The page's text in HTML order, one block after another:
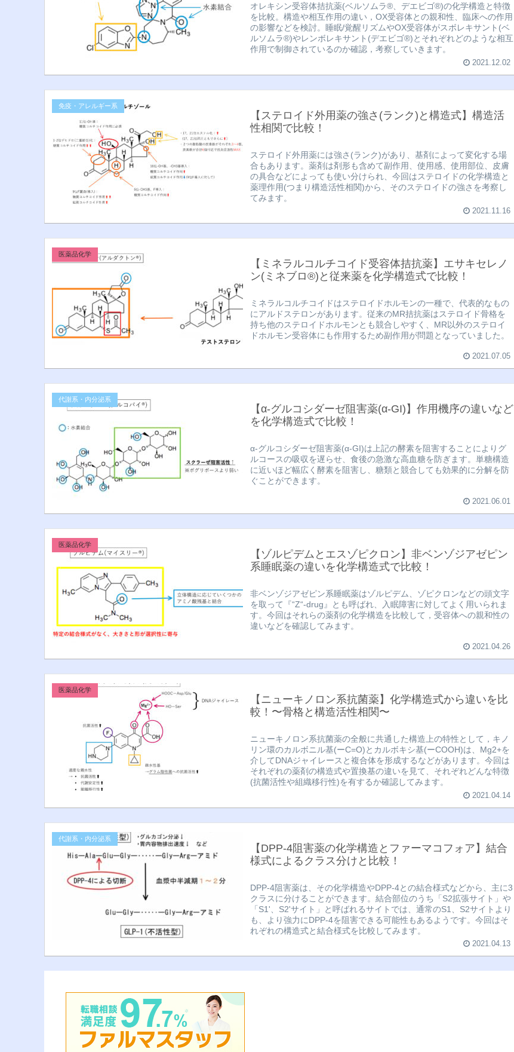
オレキシン受容体拮抗薬(ベルソムラ®︎、デエビゴ®︎)の化学構造と特徴
を比較。構造や相互作用の違い，OX受容体との親和性、臨床への作用
の影響などを検討。睡眠/覚醒リズムやOX受容体がスボレキサント(ベ
ルソムラ®︎)やレンボレキサント(デエビゴ®︎)とそれぞれどのような相互
作用で制御されているのか確認，考察していきます。
2021.12.02
免疫・アレルギー系
【ステロイド外用薬の強さ(ランク)と構造式】構造活
性相関で比較！
ステロイド外用薬には強さ(ランク)があり、基剤によって変化する場
合もあります。薬剤は剤形も含めて副作用、使用感、使用部位、皮膚
の具合などによっても使い分けられ、今回はステロイドの化学構造と
薬理作用(つまり構造活性相関)から、そのステロイドの強さを考察し
てみます。
2021.11.16
医薬品化学
【ミネラルコルチコイド受容体拮抗薬】エサキセレノ
ン(ミネブロ®︎)と従来薬を化学構造式で比較！
ミネラルコルチコイドはステロイドホルモンの一種で、代表的なもの
にアルドステロンがあります。従来のMR拮抗薬はステロイド骨格を
持ち他のステロイドホルモンとも競合しやすく、MR以外のステロイ
ドホルモン受容体にも作用するため副作用が問題となっていました。
2021.07.05
代謝系・内分泌系
【α-グルコシダーゼ阻害薬(α-GI)】作用機序の違いなど
を化学構造式で比較！
α-グルコシダーゼ阻害薬(α-GI)は上記の酵素を阻害することによりグ
ルコースの吸収を遅らせ、食後の急激な高血糖を防ぎます。単糖構造
に近いほど幅広く酵素を阻害し、糖類と競合しても効果的に分解を防
ぐことができます。
2021.06.01
医薬品化学
【ゾルピデムとエスゾピクロン】非ベンゾジアゼピン
系睡眠薬の違いを化学構造式で比較！
非ベンゾジアゼピン系睡眠薬はゾルピデム、ゾピクロンなどの頭文字
を取って『“Z“-drug』とも呼ばれ、入眠障害に対してよく用いられま
す。今回はそれらの薬剤の化学構造を比較して，受容体への親和性の
違いなどを確認してみます。
2021.04.26
医薬品化学
【ニューキノロン系抗菌薬】化学構造式から違いを比
較！〜骨格と構造活性相関〜
ニューキノロン系抗菌薬の全般に共通した構造上の特性として，キノ
リン環のカルボニル基(ーC=O)とカルボキシ基(ーCOOH)は、Mg2+を
介してDNAジャイレースと複合体を形成するなどがあります。今回は
それぞれの薬剤の構造式や置換基の違いを見て、それぞれどんな特徴
(抗菌活性や組織移行性)を有するか確認してみます。
2021.04.14
代謝系・内分泌系
【DPP-4阻害薬の化学構造とファーマコフォア】結合
様式によるクラス分けと比較！
DPP-4阻害薬は、その化学構造やDPP-4との結合様式などから、主に3
クラスに分けることができます。結合部位のうち「S2拡張サイト」や
「S1'、S2'サイト」と呼ばれるサイトでは、通常のS1、S2サイトより
も、より強力にDPP-4を阻害できる可能性もあるようです。今回はそ
れぞれの構造式と結合様式を比較してみます。
2021.04.13